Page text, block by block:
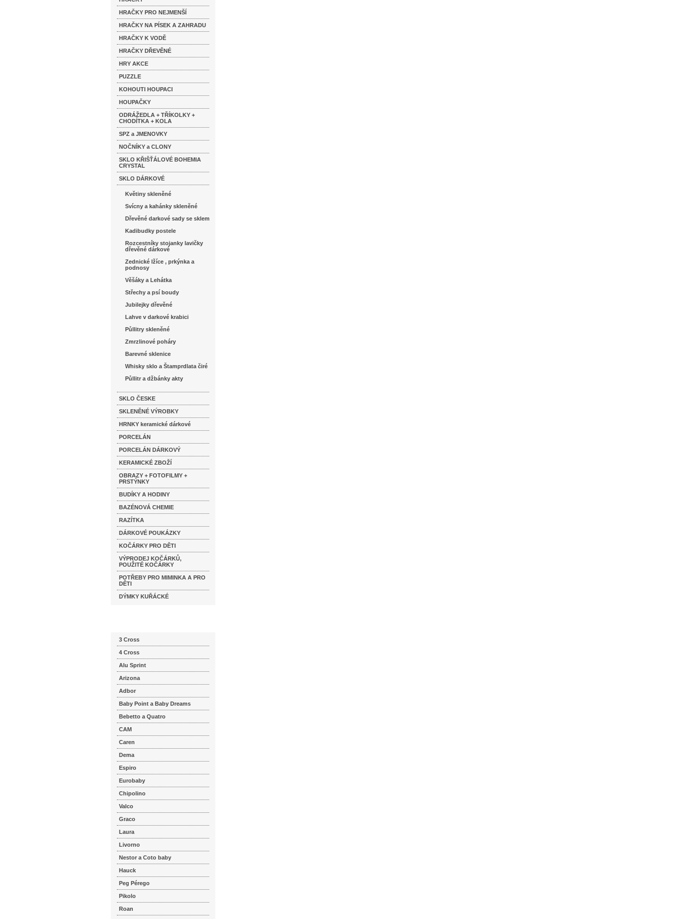
HRAČKY PRO NEJMENŠÍ
HRAČKY NA PÍSEK A ZAHRADU
HRAČKY K VODĚ
HRAČKY DŘEVĚNÉ
HRY AKCE
PUZZLE
KOHOUTI HOUPACI
HOUPAČKY
ODRÁŽEDLA + TŘÍKOLKY +
CHODÍTKA + KOLA
SPZ a JMENOVKY
NOČNÍKY a CLONY
SKLO KŘIŠŤÁLOVÉ BOHEMIA
CRYSTAL
SKLO DÁRKOVÉ
Květiny skleněné
Svícny a kahánky skleněné
Dřevěné darkové sady se sklem
Kadibudky postele
Rozcestníky stojanky lavičky
dřevěné dárkové
Zednické lžíce , prkýnka a
podnosy
Věšáky a Lehátka
Střechy a psí boudy
Jubilejky dřevěné
Lahve v darkové krabici
Půllitry skleněné
Zmrzlinové poháry
Barevné sklenice
Whisky sklo a Štamprdlata čiré
Půllitr a džbánky akty
SKLO ČESKE
SKLENĚNÉ VÝROBKY
HRNKY keramické dárkové
PORCELÁN
PORCELÁN DÁRKOVÝ
KERAMICKÉ ZBOŽÍ
OBRAZY + FOTOFILMY +
PRSTÝNKY
BUDÍKY A HODINY
BAZÉNOVÁ CHEMIE
RAZÍTKA
DÁRKOVÉ POUKÁZKY
KOČÁRKY PRO DĚTI
VÝPRODEJ KOČÁRKŮ,
POUŽITÉ KOČÁRKY
POTŘEBY PRO MIMINKA A PRO
DĚTI
DÝMKY KUŘÁCKÉ
3 Cross
4 Cross
Alu Sprint
Arizona
Adbor
Baby Point a Baby Dreams
Bebetto a Quatro
CAM
Caren
Dema
Espiro
Eurobaby
Chipolino
Valco
Graco
Laura
Livorno
Nestor a Coto baby
Hauck
Peg Pérego
Pikolo
Roan